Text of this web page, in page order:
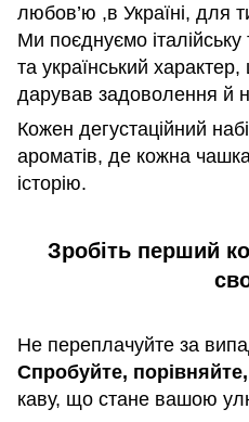
любов’ю ,в Україні, для
Ми поєднуємо
та український
дарував задоволення й
Кожен дегустаційний
ароматів, де кожна
історію.
Зробіть перший
Не переплачуйте за
Спробуйте,
каву, що стане вашою